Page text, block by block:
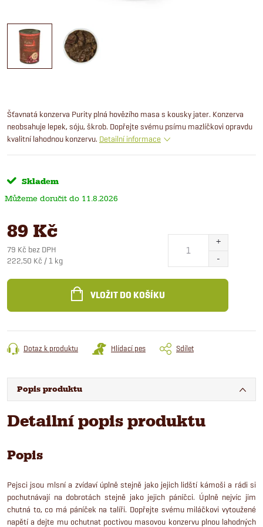
Šťavnatá konzerva Purity plná hovězího masa s kousky jater. Konzerva
neobsahuje lepek, sóju, škrob. Dopřejte svému psímu mazlíčkovi opravdu
kvalitní lahodnou konzervu. Detailní informace
Skladem
11.8.2026
89 Kč
79 Kč bez DPH
Měrná
222,50 Kč / 1 kg
VLOŽIT DO KOŠÍKU
Dotaz k produktu Hlídací pes Sdílet
Popis produktu
Detailní popis produktu
Popis
Pejsci jsou mlsní a zvídaví úplně stejně jako jejich lidští kámoši a rádi si
pochutnávají na dobrotách stejně jako jejich páníčci. Úplně nejvíc jim
chutná to, co má páníček na talíři. Dopřejte svému miláčkovi vytoužené
napětí a dejte mu ochutnat poctivou masovou konzervu plnou lahodných